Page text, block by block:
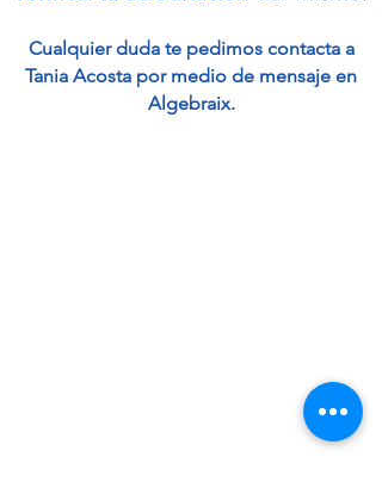
Cualquier duda te pedimos contacta a
Tania Acosta por medio de mensaje en
Algebraix.